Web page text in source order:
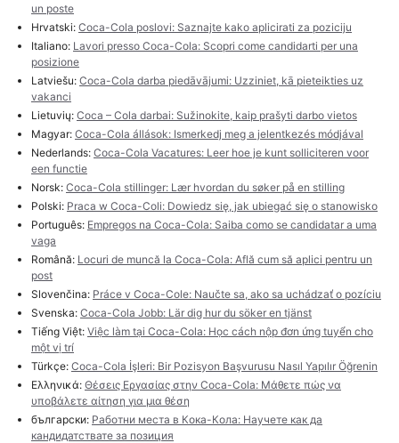
un poste
Hrvatski: Coca-Cola poslovi: Saznajte kako aplicirati za poziciju
Italiano: Lavori presso Coca-Cola: Scopri come candidarti per una
posizione
Latviešu: Coca-Cola darba piedāvājumi: Uzziniet, kā pieteikties uz
vakanci
Lietuvių: Coca – Cola darbai: Sužinokite, kaip prašyti darbo vietos
Magyar: Coca-Cola állások: Ismerkedj meg a jelentkezés módjával
Nederlands: Coca-Cola Vacatures: Leer hoe je kunt solliciteren voor
een functie
Norsk: Coca-Cola stillinger: Lær hvordan du søker på en stilling
Polski: Praca w Coca-Coli: Dowiedz się, jak ubiegać się o stanowisko
Português: Empregos na Coca-Cola: Saiba como se candidatar a uma
vaga
Română: Locuri de muncă la Coca-Cola: Află cum să aplici pentru un
post
Slovenčina: Práce v Coca-Cole: Naučte sa, ako sa uchádzať o pozíciu
Svenska: Coca-Cola Jobb: Lär dig hur du söker en tjänst
Tiếng Việt: Việc làm tại Coca-Cola: Học cách nộp đơn ứng tuyển cho
một vị trí
Türkçe: Coca-Cola İşleri: Bir Pozisyon Başvurusu Nasıl Yapılır Öğrenin
Ελληνικά: Θέσεις Εργασίας στην Coca-Cola: Μάθετε πώς να
υποβάλετε αίτηση για μια θέση
български: Работни места в Кока-Кола: Научете как да
кандидатствате за позиция